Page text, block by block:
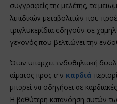
συγγραφείς της μελέτης, τα
λιπιδικών μεταβολιτών που
τριγλυκερίδια οδηγούν σε
γεγονός που βελτιώνει την
Όταν υπάρχει ενδοθηλιακή
αίματος προς την καρδιά
μπορεί να οδηγήσει σε
Η βαθύτερη κατανόηση αυτών